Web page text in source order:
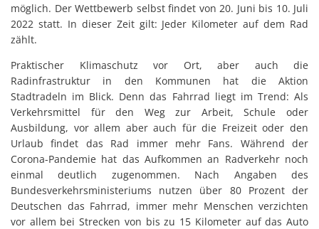
möglich. Der Wettbewerb selbst findet von 20. Juni bis 10. Juli
2022 statt. In dieser Zeit gilt: Jeder Kilometer auf dem Rad
zählt.
Praktischer Klimaschutz vor Ort, aber auch die
Radinfrastruktur in den Kommunen hat die Aktion
Stadtradeln im Blick. Denn das Fahrrad liegt im Trend: Als
Verkehrsmittel für den Weg zur Arbeit, Schule oder
Ausbildung, vor allem aber auch für die Freizeit oder den
Urlaub findet das Rad immer mehr Fans. Während der
Corona-Pandemie hat das Aufkommen an Radverkehr noch
einmal deutlich zugenommen. Nach Angaben des
Bundesverkehrsministeriums nutzen über 80 Prozent der
Deutschen das Fahrrad, immer mehr Menschen verzichten
vor allem bei Strecken von bis zu 15 Kilometer auf das Auto